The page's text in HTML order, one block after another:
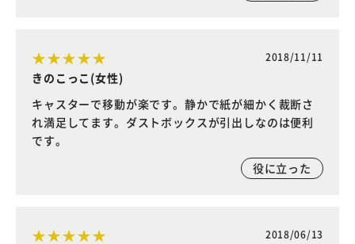
2018/11/11
きのこっこ(女性)
キャスターで移動が楽です。静かで紙が細かく裁断さ
れ満足してます。ダストボックスが引出しなのは便利
です。
役に立った
2018/06/13